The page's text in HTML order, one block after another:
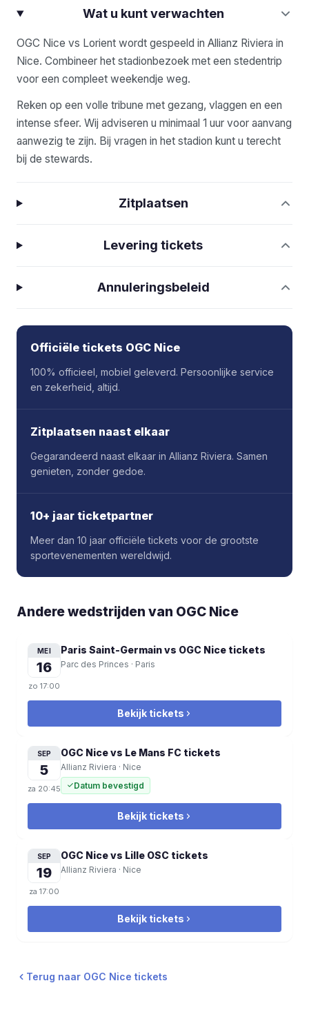
Wat u kunt verwachten
OGC Nice vs Lorient wordt gespeeld in Allianz Riviera in
Nice. Combineer het stadionbezoek met een stedentrip
voor een compleet weekendje weg.
Reken op een volle tribune met gezang, vlaggen en een
intense sfeer. Wij adviseren u minimaal 1 uur voor aanvang
aanwezig te zijn. Bij vragen in het stadion kunt u terecht
bij de stewards.
Zitplaatsen
Levering tickets
Annuleringsbeleid
Officiële tickets OGC Nice
100% officieel, mobiel geleverd. Persoonlijke service
en zekerheid, altijd.
Zitplaatsen naast elkaar
Gegarandeerd naast elkaar in Allianz Riviera. Samen
genieten, zonder gedoe.
10+ jaar ticketpartner
Meer dan 10 jaar officiële tickets voor de grootste
sportevenementen wereldwijd.
Andere wedstrijden van OGC Nice
MEI
16
zo 17:00
Paris Saint-Germain vs OGC Nice tickets
Parc des Princes · Paris
Bekijk tickets
SEP
5
za 20:45
OGC Nice vs Le Mans FC tickets
Allianz Riviera · Nice
Datum bevestigd
Bekijk tickets
SEP
19
za 17:00
OGC Nice vs Lille OSC tickets
Allianz Riviera · Nice
Bekijk tickets
Terug naar OGC Nice tickets